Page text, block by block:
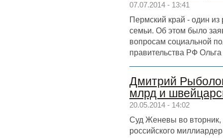
07.07.2014 - 13:41
Пермский край - один из
семьи. Об этом было
вопросам социальной
правительства РФ
Дмитрий
млрд и
20.05.2014 - 14:02
Суд Женевы во вторник,
российского